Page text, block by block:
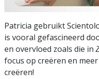
Patricia gebruikt
is vooral gefascineerd
en overvloed zoals die in
focus op creëren en
creëren!